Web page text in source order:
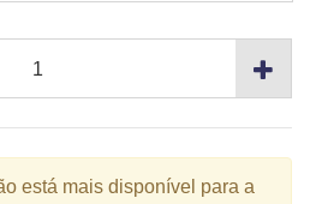
está mais disponível para a